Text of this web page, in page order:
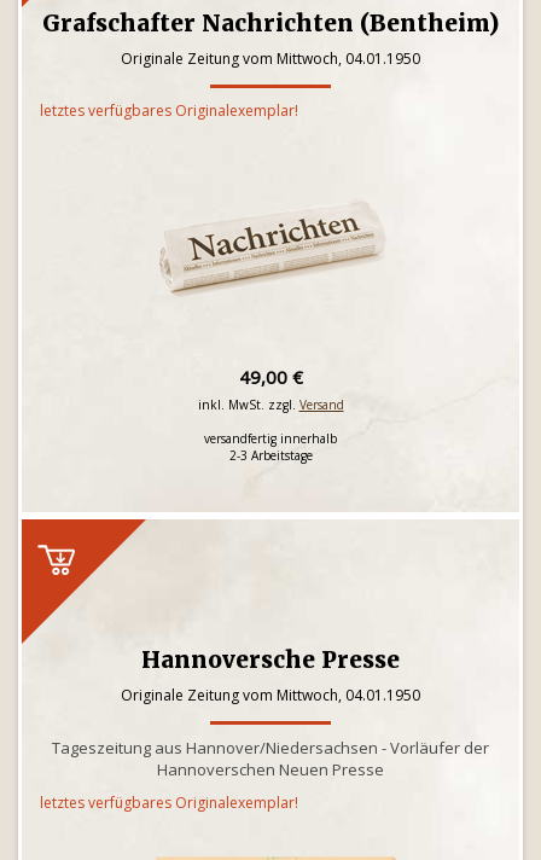
Grafschafter Nachrichten (Bentheim)
Originale Zeitung vom Mittwoch, 04.01.1950
letztes verfügbares Originalexemplar!
49,00 €
inkl. MwSt. zzgl. Versand
versandfertig innerhalb
2-3 Arbeitstage
Hannoversche Presse
Originale Zeitung vom Mittwoch, 04.01.1950
Tageszeitung aus Hannover/Niedersachsen - Vorläufer der
Hannoverschen Neuen Presse
letztes verfügbares Originalexemplar!